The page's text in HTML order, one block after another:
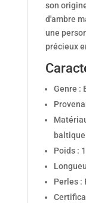
son
d'ambre
une
précieux
Genre :
baltique
Poids :
Perles :